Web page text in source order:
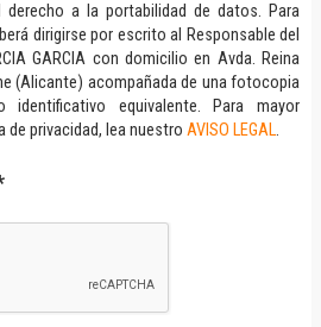
derecho a la portabilidad de datos. Para
dirigirse por escrito al Responsable del
GARCIA con domicilio en Avda. Reina
(Alicante) acompañada de una fotocopia
equivalente. Para mayor
privacidad, lea nuestro AVISO LEGAL.